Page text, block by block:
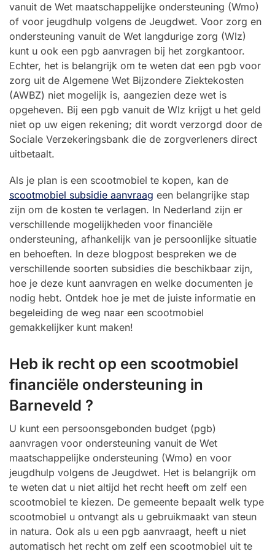
vanuit de Wet maatschappelijke ondersteuning (Wmo)
of voor jeugdhulp volgens de Jeugdwet. Voor zorg en
ondersteuning vanuit de Wet langdurige zorg (Wlz)
kunt u ook een pgb aanvragen bij het zorgkantoor.
Echter, het is belangrijk om te weten dat een pgb voor
zorg uit de Algemene Wet Bijzondere Ziektekosten
(AWBZ) niet mogelijk is, aangezien deze wet is
opgeheven. Bij een pgb vanuit de Wlz krijgt u het geld
niet op uw eigen rekening; dit wordt verzorgd door de
Sociale Verzekeringsbank die de zorgverleners direct
uitbetaalt.
Als je plan is een scootmobiel te kopen, kan de
scootmobiel subsidie aanvraag een belangrijke stap
zijn om de kosten te verlagen. In Nederland zijn er
verschillende mogelijkheden voor financiële
ondersteuning, afhankelijk van je persoonlijke situatie
en behoeften. In deze blogpost bespreken we de
verschillende soorten subsidies die beschikbaar zijn,
hoe je deze kunt aanvragen en welke documenten je
nodig hebt. Ontdek hoe je met de juiste informatie en
begeleiding de weg naar een scootmobiel
gemakkelijker kunt maken!
Heb ik recht op een scootmobiel
financiële ondersteuning in
Barneveld ?
U kunt een persoonsgebonden budget (pgb)
aanvragen voor ondersteuning vanuit de Wet
maatschappelijke ondersteuning (Wmo) en voor
jeugdhulp volgens de Jeugdwet. Het is belangrijk om
te weten dat u niet altijd het recht heeft om zelf een
scootmobiel te kiezen. De gemeente bepaalt welk type
scootmobiel u ontvangt als u gebruikmaakt van steun
in natura. Ook als u een pgb aanvraagt, heeft u niet
automatisch het recht om zelf een scootmobiel uit te